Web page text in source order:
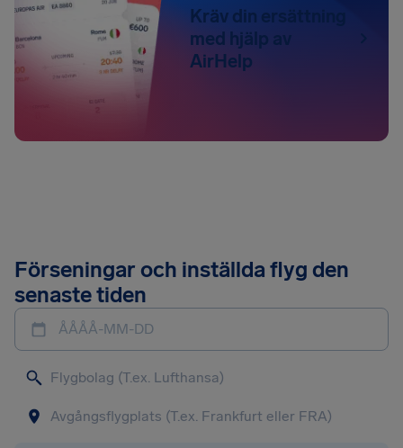
Kräv din ersättning
med hjälp av
AirHelp
Förseningar och inställda flyg den
senaste tiden
ÅÅÅÅ-MM-DD